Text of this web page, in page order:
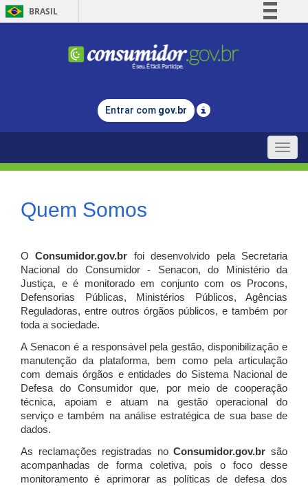
BRASIL
Comunica BR
Legislação
Entrar com gov.br
Toggle
Quem Somos
OConsumidor.gov.br
foi desenvolvido pela Secretaria
Nacional do Consumidor - Senacon, do Ministério da
Justiça, e é monitorado em conjunto com os Procons,
Defensorias Públicas, Ministérios Públicos, Agências
Reguladoras, entre outros órgãos públicos, e também por
toda a sociedade.
A Senacon é a responsável pela gestão, disponibilização e
manutenção da plataforma, bem como pela articulação
com demais órgãos e entidades do Sistema Nacional de
Defesa do Consumidor que, por meio de cooperação
técnica, apoiam e atuam na gestão operacional do
serviço e também na análise estratégica de sua base de
dados.
As reclamações registradas noConsumidor.gov.br são
acompanhadas de forma coletiva, pois o foco desse
monitoramento é aprimorar as políticas de defesa dos